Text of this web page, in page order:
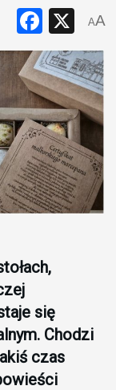
X
AA
się
Chodzi
czas